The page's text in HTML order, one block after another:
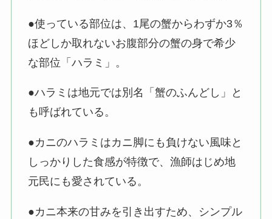
●使っている部位は、1尾の蟹からわずか3％
ほどしか取れないお腹部分の蟹の身で希少
な部位「ハラミ」。
●ハラミは地元では別名「蟹のふんどし」と
も呼ばれている。
●カニのハラミはカニ脚にも負けない風味と
しっかりした食感が特徴で、漁師はじめ地
元民にも愛されている。
●カニ本来の甘みを引き出すため、シンプル